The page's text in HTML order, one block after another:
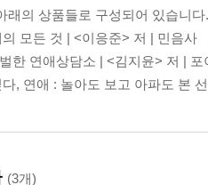
래의 상품들로 구성되어 있습니다.
모든 것 | <이응준> 저 | 민음사
한 연애상담소 | <김지윤> 저 | 포
, 연애 : 놀아도 보고 아파도 본
(3개)